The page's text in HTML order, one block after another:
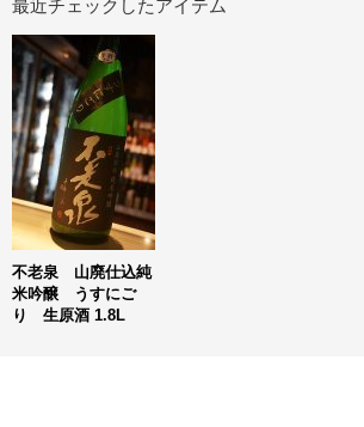
最近チェックしたアイテム
不老泉 山廃仕込純
米吟醸 うすにご
り 生原酒 1.8L